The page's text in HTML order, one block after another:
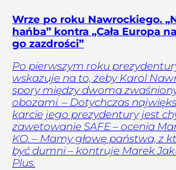
Wrze po roku Nawrockiego.
hańba” kontra „Cała Europa
go zazdrości”
Po pierwszym roku
wskazuje na to, żeby Karol
spory między dwoma
obozami. – Dotychczas
karcie jego prezydentury jest
zawetowanie SAFE – ocenia
KO. – Mamy głowę państwa, z
być dumni – kontruje Marek
Plus.